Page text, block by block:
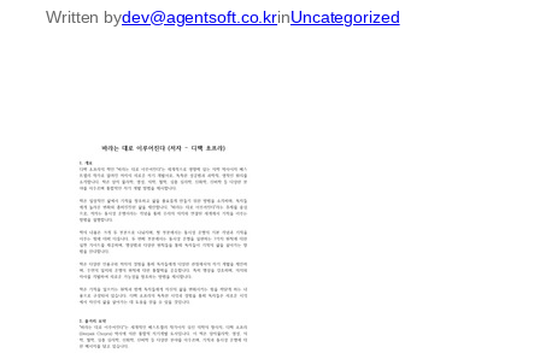
Written bydev@agentsoft.co.krinUncategorized